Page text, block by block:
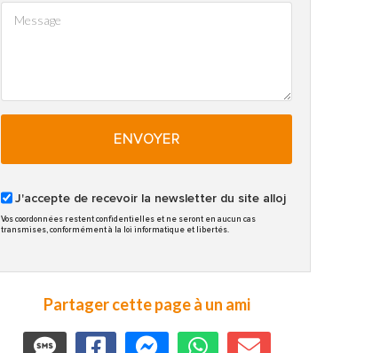
ENVOYER
J'accepte de recevoir la newsletter du site alloj
Vos coordonnées restent confidentielles et ne seront en aucun cas
transmises, conformément à la loi informatique et libertés.
Partager cette page à un ami